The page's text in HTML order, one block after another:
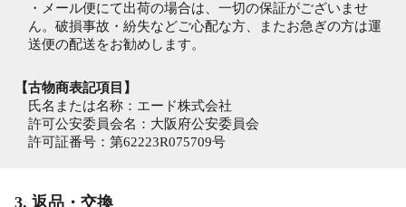
・メール便にて出荷の場合は、一切の保証がございませ
ん。破損事故・紛失などご心配な方、またお急ぎの方は運
送便の配送をお勧めします。
【古物商表記項目】
氏名または名称：エード株式会社
許可公安委員会名：大阪府公安委員会
許可証番号：第62223R075709号
3. 返品・交換